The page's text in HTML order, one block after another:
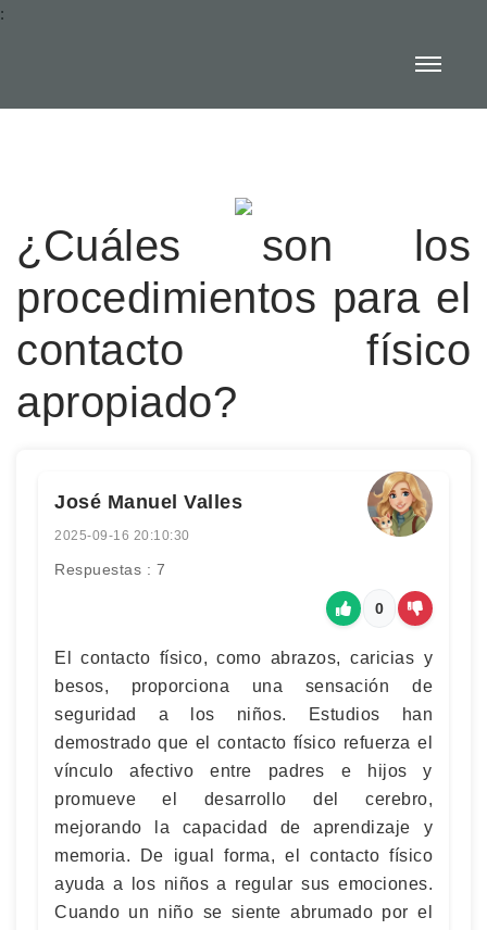
:
¿Cuáles son los
procedimientos para el
contacto físico
apropiado?
José Manuel Valles
2025-09-16 20:10:30
Respuestas : 7
0
El contacto físico, como abrazos, caricias y
besos, proporciona una sensación de
seguridad a los niños. Estudios han
demostrado que el contacto físico refuerza el
vínculo afectivo entre padres e hijos y
promueve el desarrollo del cerebro,
mejorando la capacidad de aprendizaje y
memoria. De igual forma, el contacto físico
ayuda a los niños a regular sus emociones.
Cuando un niño se siente abrumado por el